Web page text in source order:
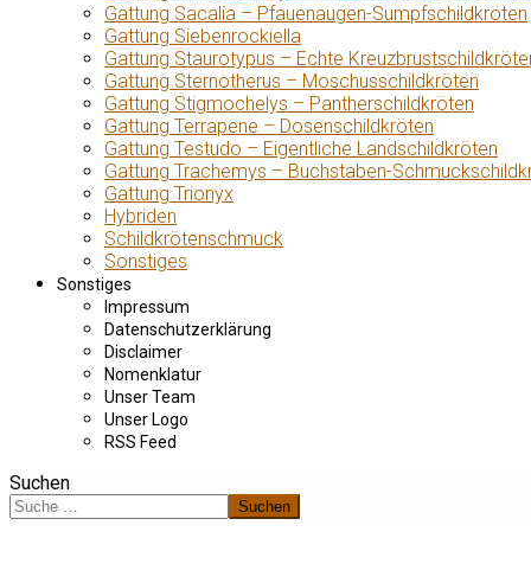
Gattung Sacalia – Pfauenaugen-Sumpfschildkröten
Gattung Siebenrockiella
Gattung Staurotypus – Echte
Gattung Sternotherus – Moschusschildkröten
Gattung Stigmochelys – Pantherschildkröten
Gattung Terrapene – Dosenschildkröten
Gattung Testudo – Eigentliche Landschildkröten
Gattung Trachemys – Buchstaben-
Gattung Trionyx
Hybriden
Schildkrötenschmuck
Sonstiges
Sonstiges
Impressum
Datenschutzerklärung
Disclaimer
Nomenklatur
Unser Team
Unser Logo
RSS Feed
Suchen
Suchen